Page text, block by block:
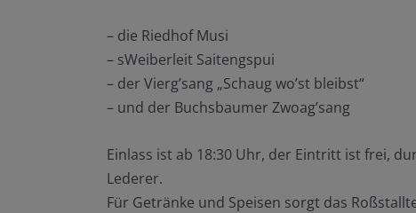
– die Riedhof Musi
– sWeiberleit Saitengspui
– der Vierg’sang „Schaug wo’st bleibst“
– und der Buchsbaumer Zwoag’sang
Einlass ist ab 18:30 Uhr, der Eintritt ist frei,
Lederer.
Für Getränke und Speisen sorgt das